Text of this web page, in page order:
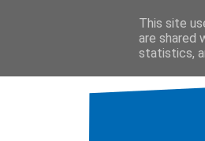
This site
are shared
statistics,